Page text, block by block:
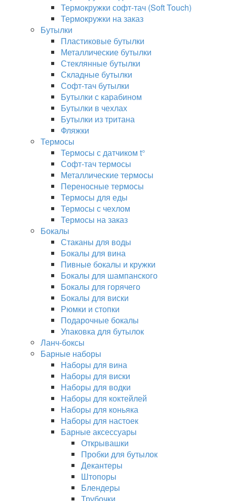
Термокружки софт-тач (Soft Touch)
Термокружки на заказ
Бутылки
Пластиковые бутылки
Металлические бутылки
Стеклянные бутылки
Складные бутылки
Софт-тач бутылки
Бутылки с карабином
Бутылки в чехлах
Бутылки из тритана
Фляжки
Термосы
Термосы с датчиком t°
Софт-тач термосы
Металлические термосы
Переносные термосы
Термосы для еды
Термосы с чехлом
Термосы на заказ
Бокалы
Стаканы для воды
Бокалы для вина
Пивные бокалы и кружки
Бокалы для шампанского
Бокалы для горячего
Бокалы для виски
Рюмки и стопки
Подарочные бокалы
Упаковка для бутылок
Ланч-боксы
Барные наборы
Наборы для вина
Наборы для виски
Наборы для водки
Наборы для коктейлей
Наборы для коньяка
Наборы для настоек
Барные аксессуары
Открывашки
Пробки для бутылок
Декантеры
Штопоры
Блендеры